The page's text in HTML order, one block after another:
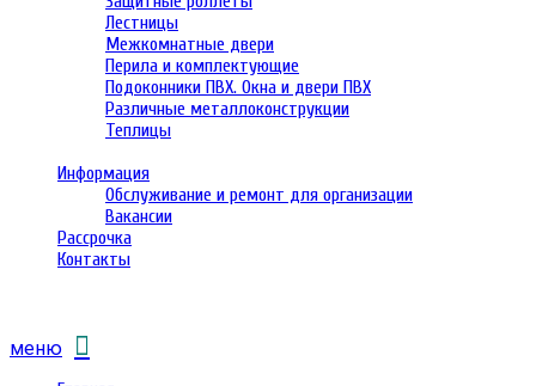
Лестницы
Межкомнатные двери
Перила и комплектующие
Подоконники ПВХ. Окна и двери ПВХ
Различные металлоконструкции
Теплицы
Информация
Обслуживание и ремонт для организации
Вакансии
Рассрочка
Контакты
меню